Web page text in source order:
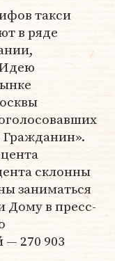
такси
в ряде
Гражданин».
склонны
заниматься
Дому в пресс-
270 903